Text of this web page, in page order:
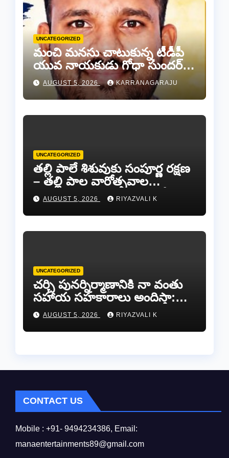
UNCATEGORIZED
మంచి మనసు చాటుకున్న టీడీపీ
యువ నాయకుడు గోధా సుందర్
రెడ్డి.AUGUST 5, 2026 KARRANAGARAJU
UNCATEGORIZED
తల్లి పాలే శిశువుకు సంపూర్ణ రక్షణ
– తల్లి పాల వారోత్సవాల
సందర్భంగా అవగాహన ర్యాలీ…
AUGUST 5, 2026 RIYAZVALI K
UNCATEGORIZED
చర్చి పునర్నిర్మాణానికి నా వంతు
సహాయ సహకారాలు అందిస్తా:
చంద్రగిరి ఎమ్మెల్యే పులివర్తి నాని.
AUGUST 5, 2026 RIYAZVALI K
CONTACT US
Mobile : +91- 9494234386, Email:
manaentertainments89@gmail.com